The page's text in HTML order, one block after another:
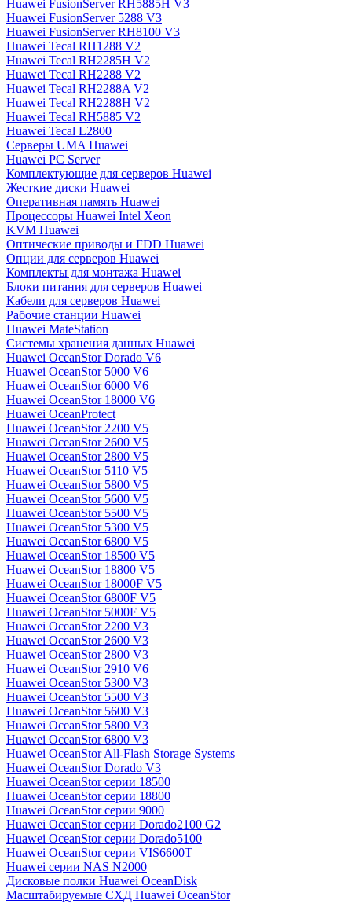
Huawei FusionServer RH5885H V3
Huawei FusionServer 5288 V3
Huawei FusionServer RH8100 V3
Huawei Tecal RH1288 V2
Huawei Tecal RH2285H V2
Huawei Tecal RH2288 V2
Huawei Tecal RH2288A V2
Huawei Tecal RH2288H V2
Huawei Tecal RH5885 V2
Huawei Tecal L2800
Серверы UMA Huawei
Huawei PC Server
Комплектующие для серверов Huawei
Жесткие диски Huawei
Оперативная память Huawei
Процессоры Huawei Intel Xeon
KVM Huawei
Оптические приводы и FDD Huawei
Опции для серверов Huawei
Комплекты для монтажа Huawei
Блоки питания для серверов Huawei
Кабели для серверов Huawei
Рабочие станции Huawei
Huawei MateStation
Системы хранения данных Huawei
Huawei OceanStor Dorado V6
Huawei OceanStor 5000 V6
Huawei OceanStor 6000 V6
Huawei OceanStor 18000 V6
Huawei OceanProtect
Huawei OceanStor 2200 V5
Huawei OceanStor 2600 V5
Huawei OceanStor 2800 V5
Huawei OceanStor 5110 V5
Huawei OceanStor 5800 V5
Huawei OceanStor 5600 V5
Huawei OceanStor 5500 V5
Huawei OceanStor 5300 V5
Huawei OceanStor 6800 V5
Huawei OceanStor 18500 V5
Huawei OceanStor 18800 V5
Huawei OceanStor 18000F V5
Huawei OceanStor 6800F V5
Huawei OceanStor 5000F V5
Huawei OceanStor 2200 V3
Huawei OceanStor 2600 V3
Huawei OceanStor 2800 V3
Huawei OceanStor 2910 V6
Huawei OceanStor 5300 V3
Huawei OceanStor 5500 V3
Huawei OceanStor 5600 V3
Huawei OceanStor 5800 V3
Huawei OceanStor 6800 V3
Huawei OceanStor All-Flash Storage Systems
Huawei OceanStor Dorado V3
Huawei OceanStor серии 18500
Huawei OceanStor серии 18800
Huawei OceanStor серии 9000
Huawei OceanStor серии Dorado2100 G2
Huawei OceanStor серии Dorado5100
Huawei OceanStor серии VIS6600T
Huawei серии NAS N2000
Дисковые полки Huawei OceanDisk
Масштабируемые СХД Huawei OceanStor